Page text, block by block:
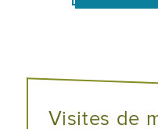
Visites de